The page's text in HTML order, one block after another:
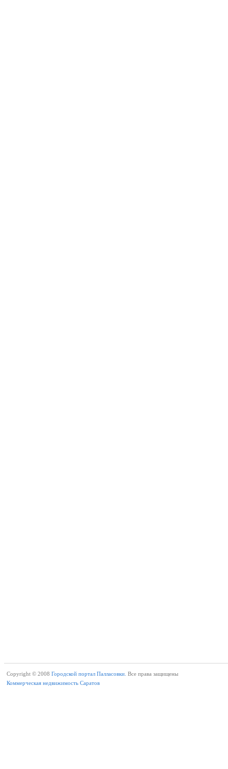
Copyright © 2008 Городской портал Палласовки. Все права защищены
Коммерческая недвижимость Саратов